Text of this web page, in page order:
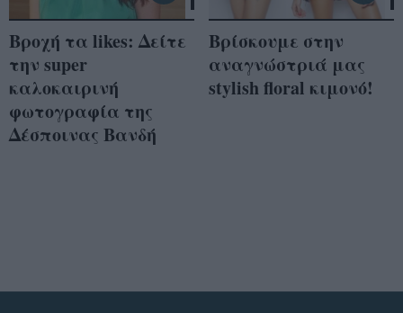
Βροχή τα likes: Δείτε
την super
καλοκαιρινή
φωτογραφία της
Δέσποινας Βανδή
Βρίσκουμε στην
αναγνώστριά μας
stylish floral κιμονό!